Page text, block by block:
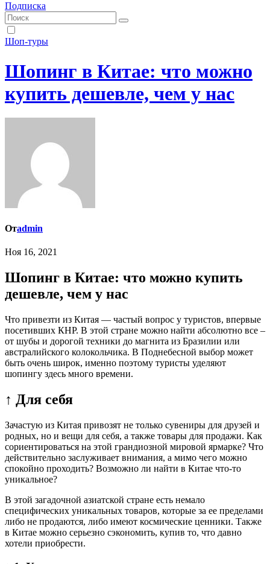
Подписка
Шоп-туры
Шопинг в Китае: что можно
купить дешевле, чем у нас
Отadmin
Ноя 16, 2021
Шопинг в Китае: что можно купить
дешевле, чем у нас
Что привезти из Китая — частый вопрос у туристов, впервые
посетивших КНР. В этой стране можно найти абсолютно все –
от шубы и дорогой техники до магнита из Бразилии или
австралийского колокольчика. В Поднебесной выбор может
быть очень широк, именно поэтому туристы уделяют
шопингу здесь много времени.
↑ Для себя
Зачастую из Китая привозят не только сувениры для друзей и
родных, но и вещи для себя, а также товары для продажи. Как
сориентироваться на этой грандиозной мировой ярмарке? Что
действительно заслуживает внимания, а мимо чего можно
спокойно проходить? Возможно ли найти в Китае что-то
уникальное?
В этой загадочной азиатской стране есть немало
специфических уникальных товаров, которые за ее пределами
либо не продаются, либо имеют космические ценники. Также
в Китае можно серьезно сэкономить, купив то, что давно
хотели приобрести.